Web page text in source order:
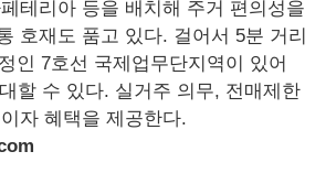
테리아 등을 배치해 주거 편의성을
호재도 품고 있다. 걸어서 5분 거리
인 7호선 국제업무단지역이 있어
대할 수 있다. 실거주 의무, 전매제한
자 혜택을 제공한다.